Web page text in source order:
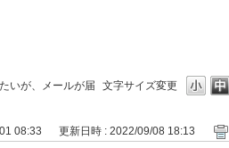
文字サイズ変更
いが、メールが届
08:33 更新日時 : 2022/09/08 18:13